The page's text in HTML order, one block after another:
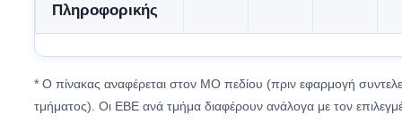
Πληροφορικής
* Ο πίνακας αναφέρεται στον ΜΟ πεδίου (πριν εφαρμογή
τμήματος). Οι ΕΒΕ ανά τμήμα διαφέρουν ανάλογα με τον